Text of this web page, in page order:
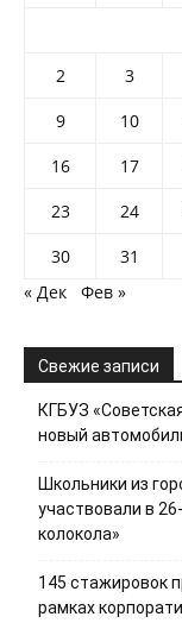
2
3
9
10
16
17
23
24
30
31
« Дек
Фев »
Свежие записи
КГБУЗ
новый
Школьники из
участвовали в
колокола»
145 стажировок
рамках